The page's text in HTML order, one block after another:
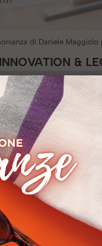
&
competenti, con
professionale
Senior